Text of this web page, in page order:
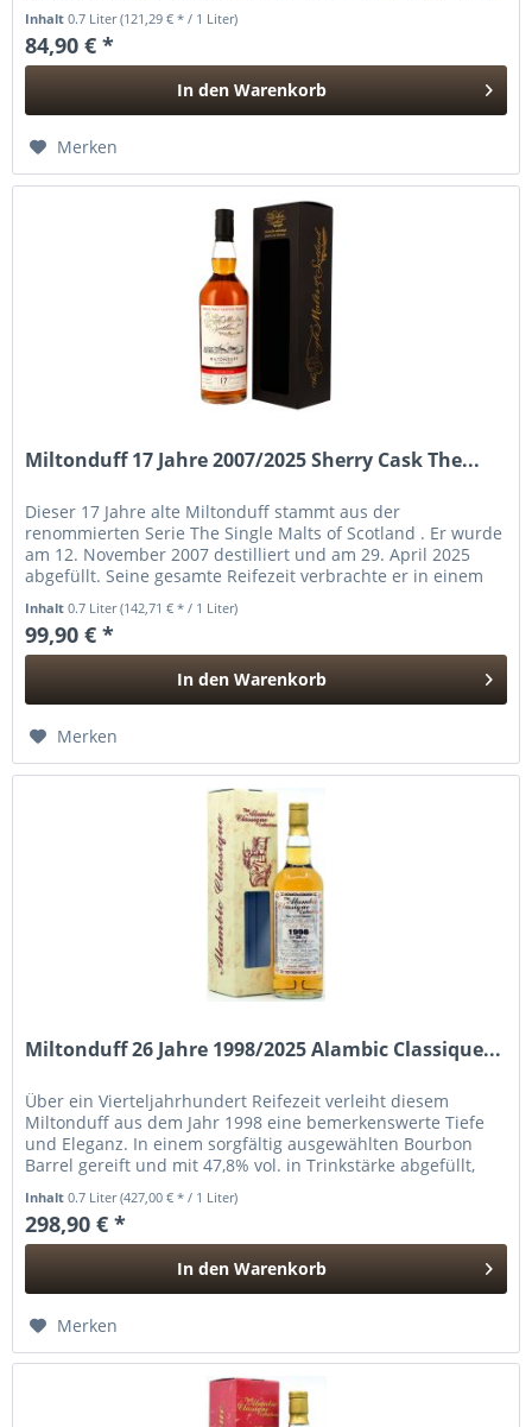
Inhalt0.7 Liter(121,29 € * / 1 Liter)
84,90 € *
In den Warenkorb
Merken
Miltonduff 17 Jahre 2007/2025 Sherry Cask The...
Dieser 17 Jahre alte Miltonduff stammt aus der
renommierten Serie The Single Malts of Scotland . Er wurde
am 12. November 2007 destilliert und am 29. April 2025
abgefüllt. Seine gesamte Reifezeit verbrachte er in einem
Inhalt0.7 Liter(142,71 € * / 1 Liter)
99,90 € *
In den Warenkorb
Merken
Miltonduff 26 Jahre 1998/2025 Alambic Classique...
Über ein Vierteljahrhundert Reifezeit verleiht diesem
Miltonduff aus dem Jahr 1998 eine bemerkenswerte Tiefe
und Eleganz. In einem sorgfältig ausgewählten Bourbon
Barrel gereift und mit 47,8% vol. in Trinkstärke abgefüllt,
Inhalt0.7 Liter(427,00 € * / 1 Liter)
298,90 € *
In den Warenkorb
Merken